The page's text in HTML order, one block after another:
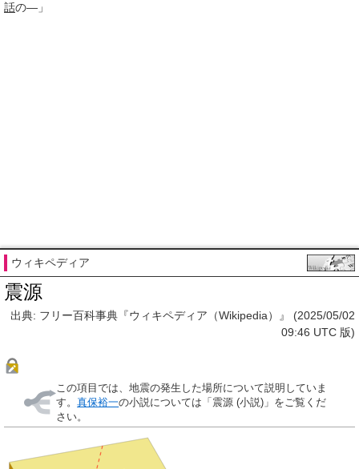
話の―」
ウィキペディア
震源
出典: フリー百科事典『ウィキペディア（Wikipedia）』 (2025/05/02
09:46 UTC 版)
この項目では、地震の発生した場所について説明していま
す。真保裕一の小説については「震源 (小説)」をご覧くだ
さい。